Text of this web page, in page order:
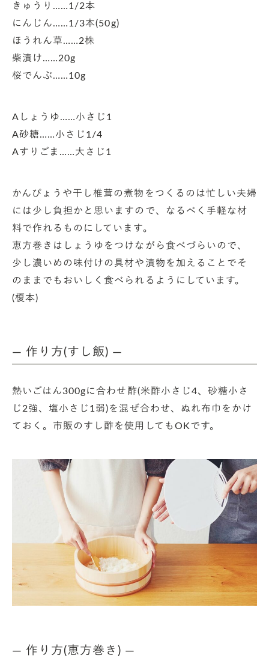
きゅうり……1/2本
にんじん……1/3本(50g)
ほうれん草……2株
柴漬け……20g
桜でんぶ……10g
Aしょうゆ……小さじ1
A砂糖……小さじ1/4
Aすりごま……大さじ1
かんぴょうや干し椎茸の煮物をつくるのは忙しい夫婦
には少し負担かと思いますので、なるべく手軽な材
料で作れるものにしています。
恵方巻きはしょうゆをつけながら食べづらいので、
少し濃いめの味付けの具材や漬物を加えることでそ
のままでもおいしく食べられるようにしています。
(榎本)
— 作り方(すし飯) —
熱いごはん300gに合わせ酢(米酢小さじ4、砂糖小さ
じ2強、塩小さじ1弱)を混ぜ合わせ、ぬれ布巾をかけ
ておく。市販のすし酢を使用してもOKです。
— 作り方(恵方巻き) —